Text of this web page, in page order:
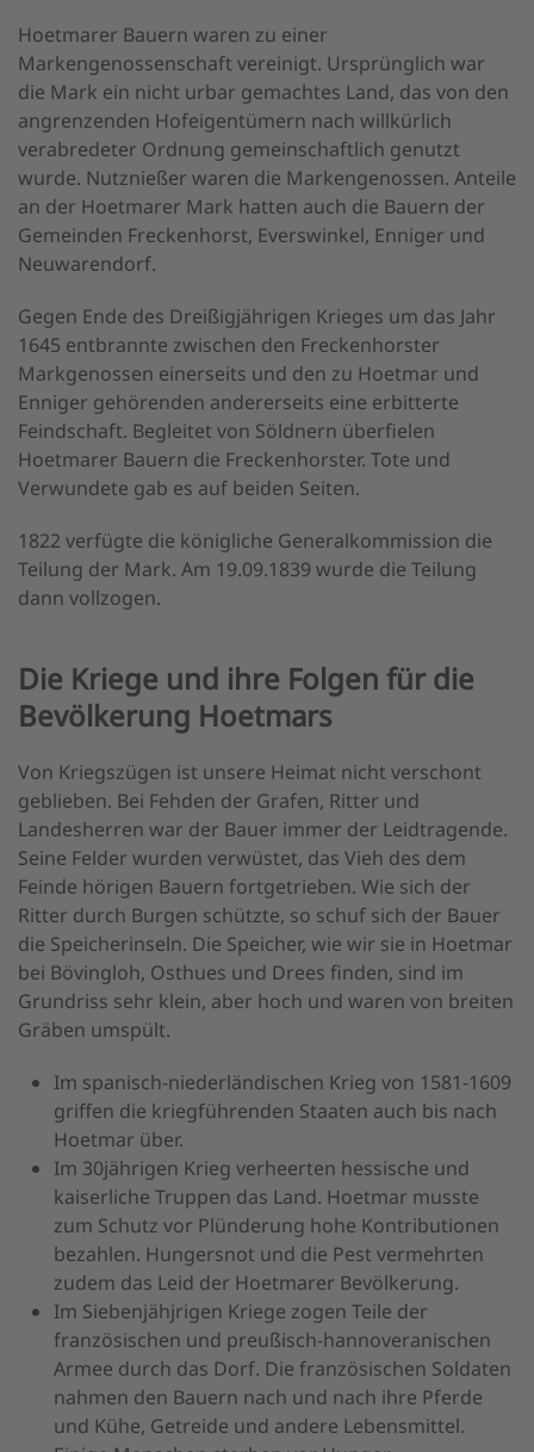
Hoetmarer Bauern waren zu einer
Markengenossenschaft vereinigt. Ursprünglich war
die Mark ein nicht urbar gemachtes Land, das von den
angrenzenden Hofeigentümern nach willkürlich
verabredeter Ordnung gemeinschaftlich genutzt
wurde. Nutznießer waren die Markengenossen. Anteile
an der Hoetmarer Mark hatten auch die Bauern der
Gemeinden Freckenhorst, Everswinkel, Enniger und
Neuwarendorf.
Gegen Ende des Dreißigjährigen Krieges um das Jahr
1645 entbrannte zwischen den Freckenhorster
Markgenossen einerseits und den zu Hoetmar und
Enniger gehörenden andererseits eine erbitterte
Feindschaft. Begleitet von Söldnern überfielen
Hoetmarer Bauern die Freckenhorster. Tote und
Verwundete gab es auf beiden Seiten.
1822 verfügte die königliche Generalkommission die
Teilung der Mark. Am 19.09.1839 wurde die Teilung
dann vollzogen.
Die Kriege und ihre Folgen für die
Bevölkerung Hoetmars
Von Kriegszügen ist unsere Heimat nicht verschont
geblieben. Bei Fehden der Grafen, Ritter und
Landesherren war der Bauer immer der Leidtragende.
Seine Felder wurden verwüstet, das Vieh des dem
Feinde hörigen Bauern fortgetrieben. Wie sich der
Ritter durch Burgen schützte, so schuf sich der Bauer
die Speicherinseln. Die Speicher, wie wir sie in Hoetmar
bei Bövingloh, Osthues und Drees finden, sind im
Grundriss sehr klein, aber hoch und waren von breiten
Gräben umspült.
Im spanisch-niederländischen Krieg von 1581-1609
griffen die kriegführenden Staaten auch bis nach
Hoetmar über.
Im 30jährigen Krieg verheerten hessische und
kaiserliche Truppen das Land. Hoetmar musste
zum Schutz vor Plünderung hohe Kontributionen
bezahlen. Hungersnot und die Pest vermehrten
zudem das Leid der Hoetmarer Bevölkerung.
Im Siebenjähjrigen Kriege zogen Teile der
französischen und preußisch-hannoveranischen
Armee durch das Dorf. Die französischen Soldaten
nahmen den Bauern nach und nach ihre Pferde
und Kühe, Getreide und andere Lebensmittel.